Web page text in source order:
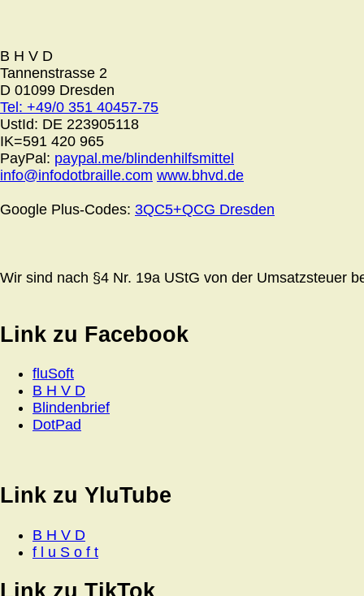
B H V D
Tannenstrasse 2
D 01099 Dresden
Tel: +49/0 351 40457-75
UstId: DE 223905118
IK=591 420 965
PayPal: paypal.me/blindenhilfsmittel
info@infodotbraille.com www.bhvd.de
Google Plus-Codes: 3QC5+QCG Dresden
Wir sind nach §4 Nr. 19a UStG von der Umsatzsteuer
Link zu Facebook
fluSoft
B H V D
Blindenbrief
DotPad
Link zu YluTube
B H V D
f l u S o f t